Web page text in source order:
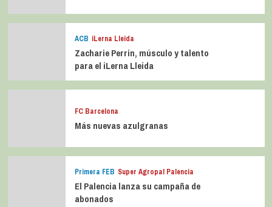
ACB iLerna Lleida
Zacharie Perrin, músculo y talento
para el iLerna Lleida
FC Barcelona
Más nuevas azulgranas
Primera FEB Super Agropal Palencia
El Palencia lanza su campaña de
abonados